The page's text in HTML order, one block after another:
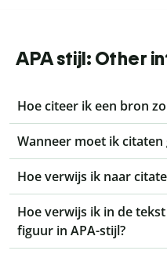
APA stijl: Other
Hoe citeer ik een bron
Wanneer moet ik citaten
Hoe verwijs ik naar
Hoe verwijs ik in de
figuur in APA-stijl?